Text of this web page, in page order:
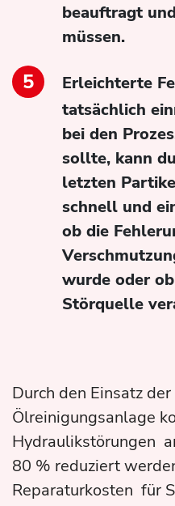
beauftragt
müssen.
Erleichterte
tatsächlich
bei den
sollte, kann
letzten
schnell und
ob die
wurde oder
Störquelle
Durch den Einsatz
Ölreinigungsanlage
Hydraulikstörungen
80 % reduziert
Reparaturkosten für